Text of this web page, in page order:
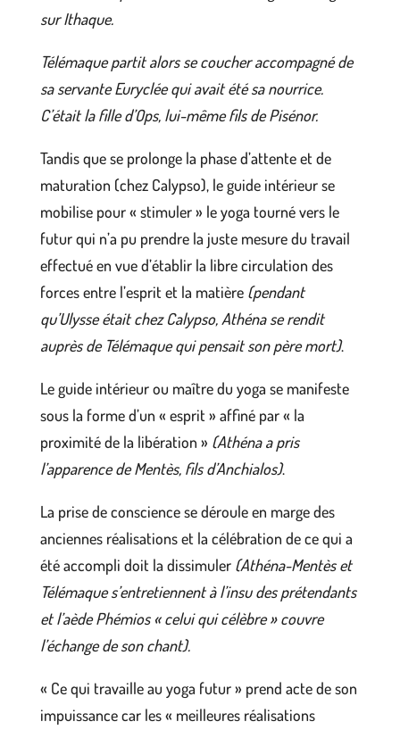
sur Ithaque.
Télémaque partit alors se coucher accompagné de
sa servante Euryclée qui avait été sa nourrice.
C’était la fille d’Ops, lui-même fils de Pisénor.
Tandis que se prolonge la phase d’attente et de
maturation (chez Calypso), le guide intérieur se
mobilise pour « stimuler » le yoga tourné vers le
futur qui n’a pu prendre la juste mesure du travail
effectué en vue d’établir la libre circulation des
forces entre l’esprit et la matière (pendant
qu’Ulysse était chez Calypso, Athéna se rendit
auprès de Télémaque qui pensait son père mort).
Le guide intérieur ou maître du yoga se manifeste
sous la forme d’un « esprit » affiné par « la
proximité de la libération » (Athéna a pris
l’apparence de Mentès, fils d’Anchialos).
La prise de conscience se déroule en marge des
anciennes réalisations et la célébration de ce qui a
été accompli doit la dissimuler (Athéna-Mentès et
Télémaque s’entretiennent à l’insu des prétendants
et l’aède Phémios « celui qui célèbre » couvre
l’échange de son chant).
« Ce qui travaille au yoga futur » prend acte de son
impuissance car les « meilleures réalisations